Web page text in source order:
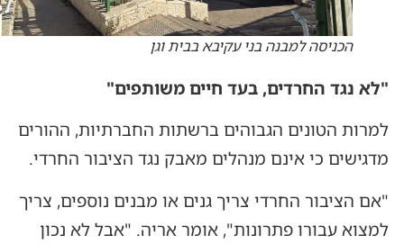
הכניסה למבנה בני עקיבא בבית וגן
"לא נגד החרדים, בעד חיים משותפים"
למרות הטונים הגבוהים ברשתות החברתיות, ההורים
מדגישים כי אינם מנהלים מאבק נגד הציבור החרדי.
"אם הציבור החרדי צריך גנים או מבנים נוספים, צריך
למצוא עבורו פתרונות", אומר אריה. "אבל לא נכון